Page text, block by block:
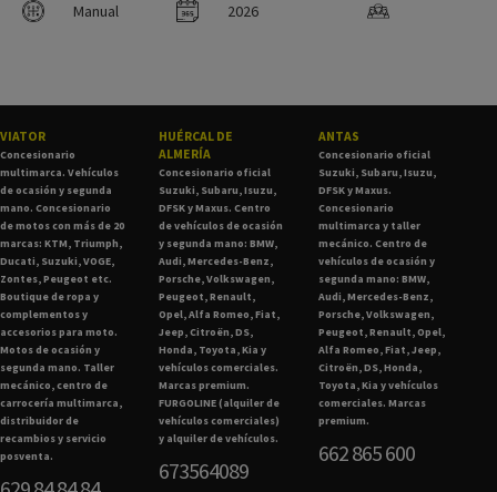
Manual
2026
VIATOR
Concesionario
multimarca. Vehículos
de ocasión y segunda
mano. Concesionario
de motos con más de 20
marcas: KTM, Triumph,
Ducati, Suzuki, VOGE,
Zontes, Peugeot etc.
Boutique de ropa y
complementos y
accesorios para moto.
Motos de ocasión y
segunda mano. Taller
mecánico, centro de
carrocería multimarca,
distribuidor de
recambios y servicio
posventa.
HUÉRCAL DE
ALMERÍA
Concesionario oficial
Suzuki, Subaru, Isuzu,
DFSK y Maxus. Centro
de vehículos de ocasión
y segunda mano: BMW,
Audi, Mercedes-Benz,
Porsche, Volkswagen,
Peugeot, Renault,
Opel, Alfa Romeo, Fiat,
Jeep, Citroën, DS,
Honda, Toyota, Kia y
vehículos comerciales.
Marcas premium.
FURGOLINE (alquiler de
vehículos comerciales)
y alquiler de vehículos.
673564089
ANTAS
Concesionario oficial
Suzuki, Subaru, Isuzu,
DFSK y Maxus.
Concesionario
multimarca y taller
mecánico. Centro de
vehículos de ocasión y
segunda mano: BMW,
Audi, Mercedes-Benz,
Porsche, Volkswagen,
Peugeot, Renault, Opel,
Alfa Romeo, Fiat, Jeep,
Citroën, DS, Honda,
Toyota, Kia y vehículos
comerciales. Marcas
premium.
662 865 600